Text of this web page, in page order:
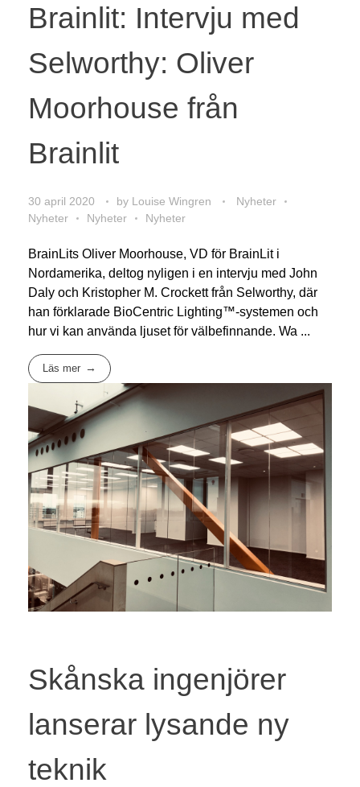
Brainlit: Intervju med
Selworthy: Oliver
Moorhouse från
Brainlit
30 april 2020 by Louise Wingren
Nyheter
Nyheter
Nyheter Nyheter
BrainLits Oliver Moorhouse, VD för BrainLit i
Nordamerika, deltog nyligen i en intervju med John
Daly och Kristopher M. Crockett från Selworthy, där
han förklarade BioCentric Lighting™-systemen och
hur vi kan använda ljuset för välbefinnande. Wa ...
Läs mer
Skånska ingenjörer
lanserar lysande ny
teknik